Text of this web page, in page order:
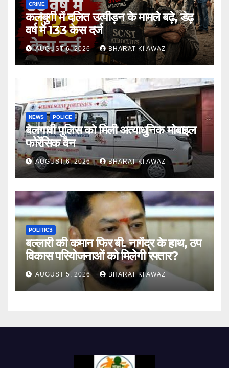
CRIME
कलबुर्गी में दलित उत्पीड़न के मामले बढ़े, डेढ़
वर्ष में 133 केस दर्ज
AUGUST 6, 2026 BHARAT KI AWAZ
NEWS POLICE
बेलगावी पुलिस को मिली अत्याधुनिक मोबाइल
फोरेंसिक वैन
AUGUST 6, 2026 BHARAT KI AWAZ
POLITICS
बल्लारी की कमान फिर बी. नागेंद्र के हाथ, ठप
विकास परियोजनाओं को मिलेगी रफ्तार?
AUGUST 5, 2026 BHARAT KI AWAZ